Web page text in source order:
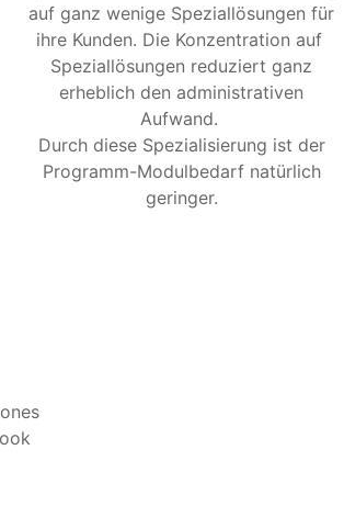
auf ganz wenige Speziallösungen für
ihre Kunden. Die Konzentration auf
Speziallösungen reduziert ganz
erheblich den administrativen
Aufwand.
Durch diese Spezialisierung ist der
Programm-Modulbedarf natürlich
geringer.